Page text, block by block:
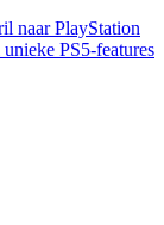
naar PlayStation
PS5-features